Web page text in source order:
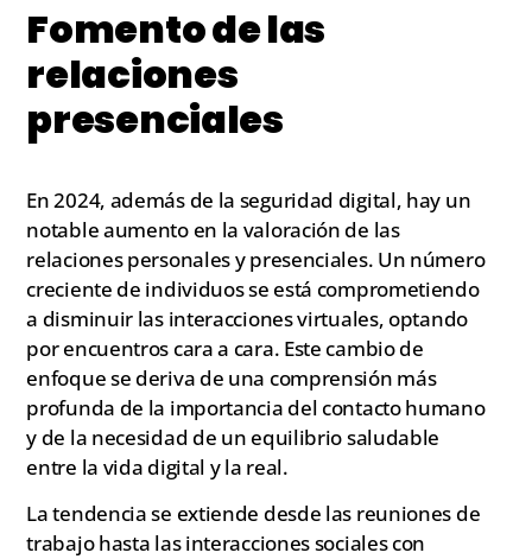
Fomento de las
relaciones
presenciales
En 2024, además de la seguridad digital, hay un
notable aumento en la valoración de las
relaciones personales y presenciales. Un número
creciente de individuos se está comprometiendo
a disminuir las interacciones virtuales, optando
por encuentros cara a cara. Este cambio de
enfoque se deriva de una comprensión más
profunda de la importancia del contacto humano
y de la necesidad de un equilibrio saludable
entre la vida digital y la real.
La tendencia se extiende desde las reuniones de
trabajo hasta las interacciones sociales con